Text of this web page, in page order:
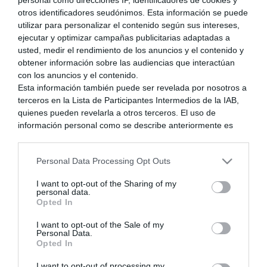
otros identificadores seudónimos. Esta información se puede
utilizar para personalizar el contenido según sus intereses,
ejecutar y optimizar campañas publicitarias adaptadas a
usted, medir el rendimiento de los anuncios y el contenido y
obtener información sobre las audiencias que interactúan
con los anuncios y el contenido.
Esta información también puede ser revelada por nosotros a
terceros en la Lista de Participantes Intermedios de la IAB,
quienes pueden revelarla a otros terceros. El uso de
información personal como se describe anteriormente es
generamos contenido relevante para nuestra audiencia.
recopilación y uso de datos en nuestra Política de
Privacidad.
terceros por nuestra parte, utilice la siguiente opción de
exclusión y confirme su selección. Tenga en cuenta que
después de que se procese su solicitud de exclusión, es
posible que continúe viendo anuncios basados en intereses
Personal Data Processing Opt Outs
I want to opt-out of the Sharing of my
personal data.
Opted In
I want to opt-out of the Sale of my
Personal Data.
Opted In
Kisuke_e79
(@troll_de_trolles)
Respuestas: 779
Prominent Member
Bienvenido a NextN compañero!
Saludos